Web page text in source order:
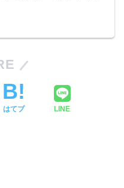
はてブ LINE